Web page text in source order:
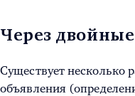
Через
Существует несколько
объявления